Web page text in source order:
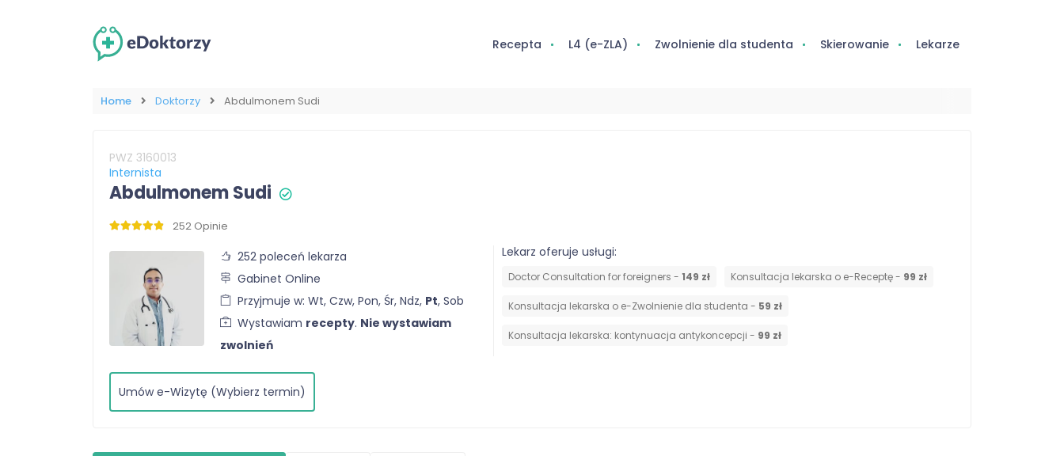
Recepta L4 (e-ZLA) Zwolnienie dla studenta Skierowanie Lekarze
Home Doktorzy Abdulmonem Sudi
PWZ 3160013
Internista
Abdulmonem Sudi
252 Opinie
252 poleceń lekarza
Gabinet Online
Przyjmuje w: Wt, Czw, Pon, Śr, Ndz, Pt, Sob
Wystawiam recepty. Nie wystawiam
zwolnień
Lekarz oferuje usługi:
Doctor Consultation for foreigners - 149 zł Konsultacja lekarska o e-Receptę - 99 zł
Konsultacja lekarska o e-Zwolnienie dla studenta - 59 zł
⁠Konsultacja lekarska: kontynuacja antykoncepcji - 99 zł
Umów e-Wizytę (Wybierz termin)